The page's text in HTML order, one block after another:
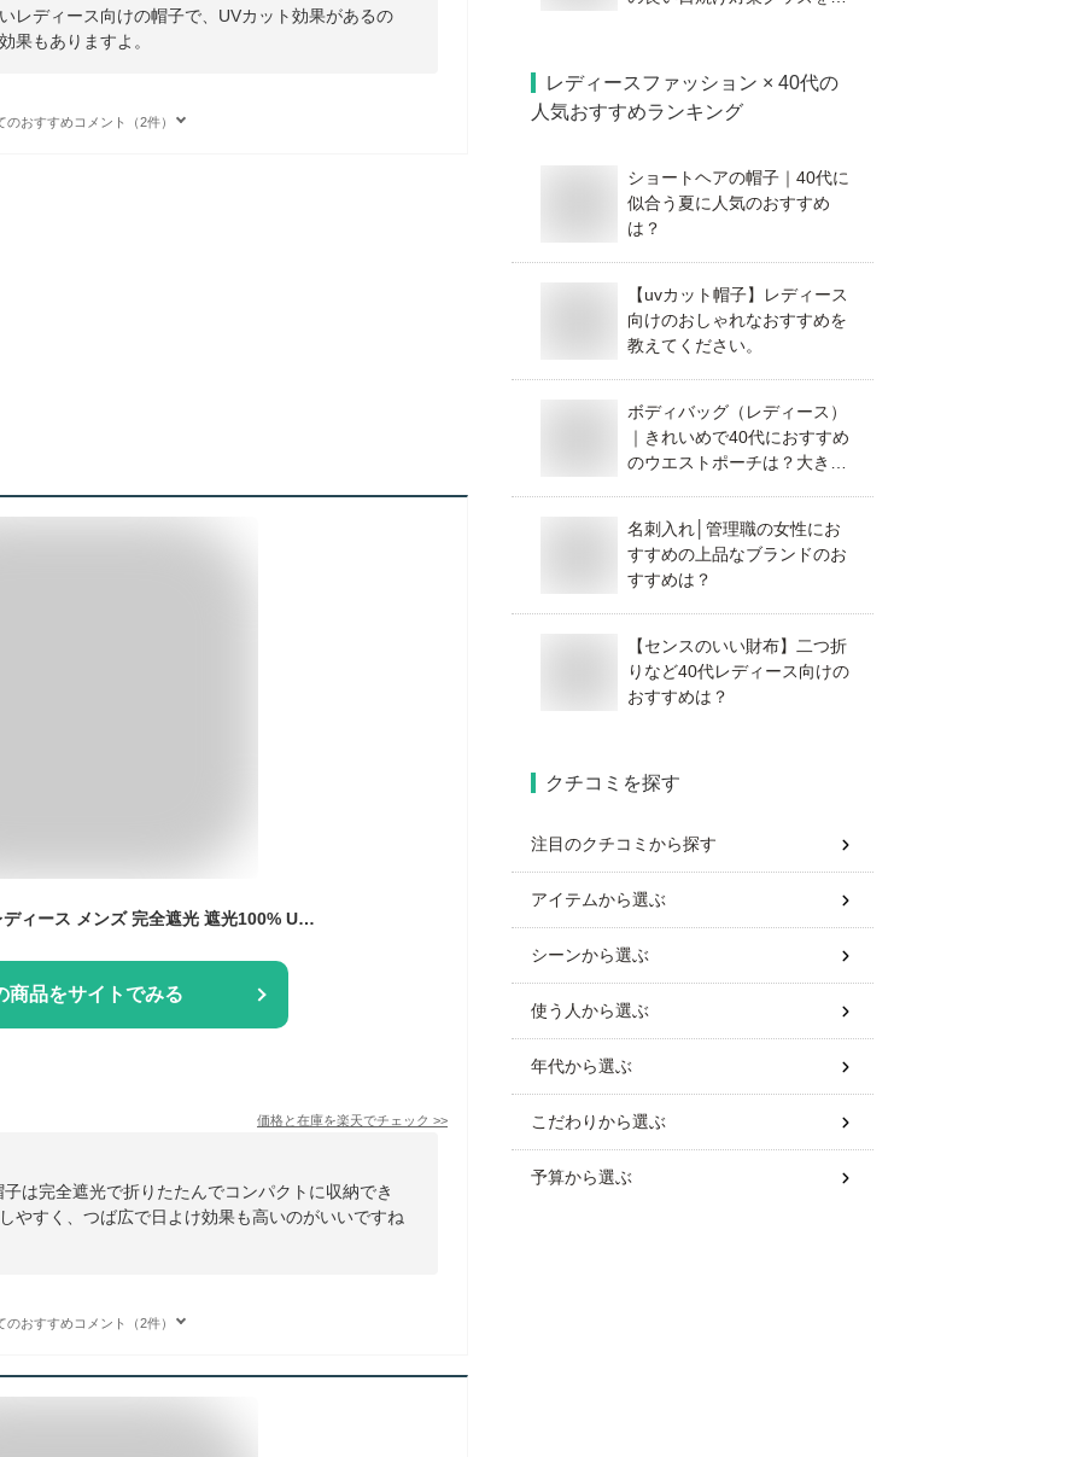
レディース向けの帽子で、UVカット効果があるの
果もありますよ。
のおすすめコメント（2件）
帽子 UVカット帽子 レディース メンズ 完全遮光 遮光100% UVカットハット 2wayサンバイザー 折りたたみ ハット かぶーる日傘(かぶる日傘) 深め 大きめ 日焼け防止 日除け 日よけ つば広 シンプル 可愛い バケハ 綿 おしゃれ バケットハット
商品をサイトでみる
価格と在庫を楽天でチェック >>
は完全遮光で折りたたんでコンパクトに収納でき
やすく、つば広で日よけ効果も高いのがいいですね
のおすすめコメント（2件）
レディースファッション × 40代の
人気おすすめランキング
ショートヘアの帽子｜40代に
似合う夏に人気のおすすめ
は？
【uvカット帽子】レディース
向けのおしゃれなおすすめを
教えてください。
ボディバッグ（レディース）
｜きれいめで40代におすすめ
のウエストポーチは？大き
い。
名刺入れ│管理職の女性にお
すすめの上品なブランドのお
すすめは？
【センスのいい財布】二つ折
りなど40代レディース向けの
おすすめは？
クチコミを探す
注目のクチコミから探す
アイテムから選ぶ
シーンから選ぶ
使う人から選ぶ
年代から選ぶ
こだわりから選ぶ
予算から選ぶ